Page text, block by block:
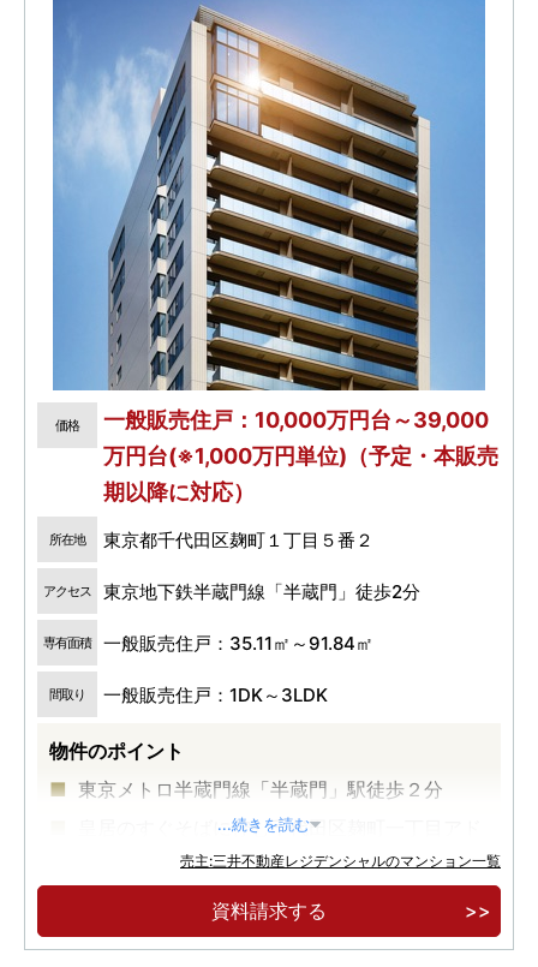
価格
一般販売住戸：10,000万円台～39,000
万円台(※1,000万円単位)（予定・本販売
期以降に対応）
所在地 東京都千代田区麹町１丁目５番２
アクセス 東京地下鉄半蔵門線「半蔵門」徒歩2分
専有面積 一般販売住戸：35.11㎡～91.84㎡
間取り 一般販売住戸：1DK～3LDK
物件のポイント
東京メトロ半蔵門線「半蔵門」駅徒歩２分
皇居のすぐそばに佇む千代田区麹町一丁目アド
約７０年定期転借地権付マンション
...続きを読む
売主:三井不動産レジデンシャルのマンション一覧
資料請求する